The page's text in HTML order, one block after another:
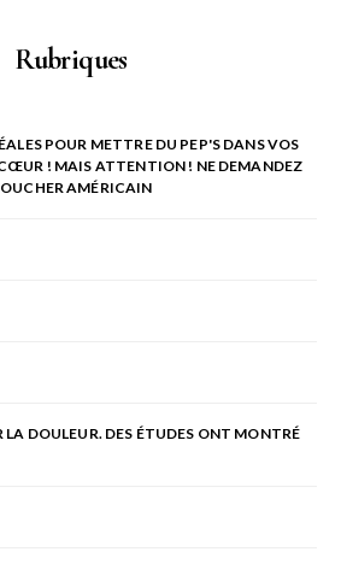
Rubriques
POUR METTRE DU PEP'S DANS VOS
! MAIS ATTENTION ! NE DEMANDEZ
AMÉRICAIN
LA DOULEUR. DES ÉTUDES ONT MONTRÉ